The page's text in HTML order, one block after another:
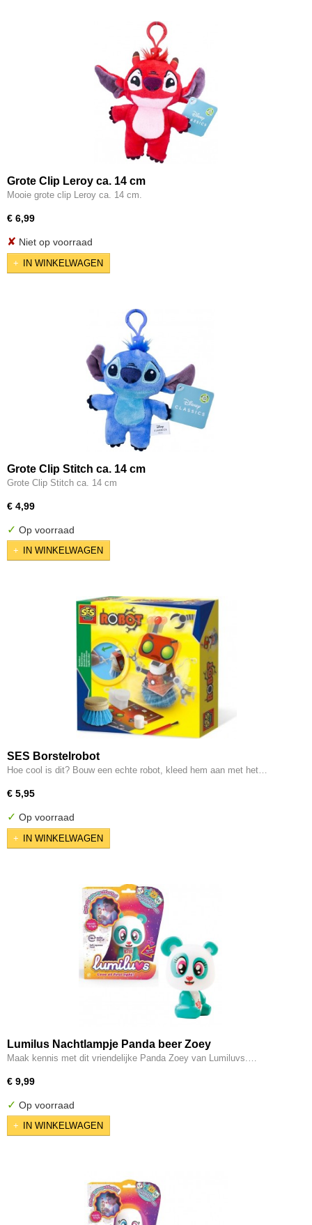
Grote Clip Leroy ca. 14 cm
Mooie grote clip Leroy ca. 14 cm.
€ 6,99
✘ Niet op voorraad
IN WINKELWAGEN
Grote Clip Stitch ca. 14 cm
Grote Clip Stitch ca. 14 cm
€ 4,99
✓ Op voorraad
IN WINKELWAGEN
SES Borstelrobot
Hoe cool is dit? Bouw een echte robot, kleed hem aan met het…
€ 5,95
✓ Op voorraad
IN WINKELWAGEN
Lumilus Nachtlampje Panda beer Zoey
Maak kennis met dit vriendelijke Panda Zoey van Lumiluvs.…
€ 9,99
✓ Op voorraad
IN WINKELWAGEN